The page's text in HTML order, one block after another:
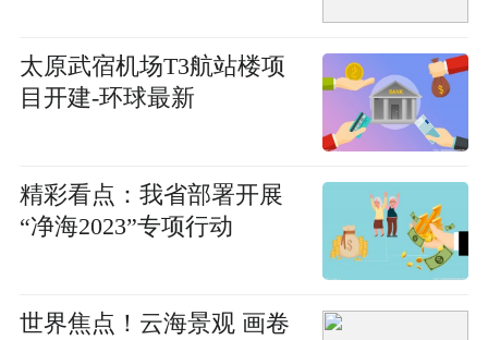
太原武宿机场T3航站楼项
目开建-环球最新
精彩看点：我省部署开展
“净海2023”专项行动
世界焦点！云海景观 画卷